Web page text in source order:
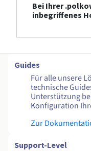
Bei Ihrer
inbegriffenes
Guides
Für alle unsere
technische
Unterstützung
Konfiguration
Zur
Support-Level